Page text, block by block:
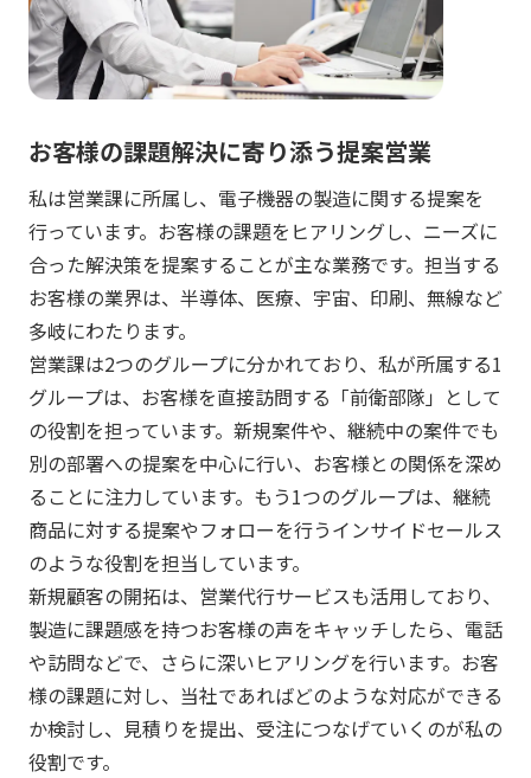
お客様の課題解決に寄り添う提案営業
私は営業課に所属し、電子機器の製造に関する提案を
行っています。お客様の課題をヒアリングし、ニーズに
合った解決策を提案することが主な業務です。担当する
お客様の業界は、半導体、医療、宇宙、印刷、無線など
多岐にわたります。
営業課は2つのグループに分かれており、私が所属する1
グループは、お客様を直接訪問する「前衛部隊」として
の役割を担っています。新規案件や、継続中の案件でも
別の部署への提案を中心に行い、お客様との関係を深め
ることに注力しています。もう1つのグループは、継続
商品に対する提案やフォローを行うインサイドセールス
のような役割を担当しています。
新規顧客の開拓は、営業代行サービスも活用しており、
製造に課題感を持つお客様の声をキャッチしたら、電話
や訪問などで、さらに深いヒアリングを行います。お客
様の課題に対し、当社であればどのような対応ができる
か検討し、見積りを提出、受注につなげていくのが私の
役割です。